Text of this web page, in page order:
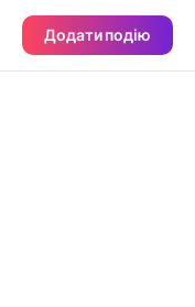
Додати подію